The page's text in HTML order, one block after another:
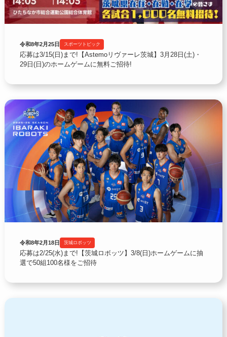
令和8年2月25日 スポーツトピック
応募は3/15(日)まで!【Astemoリヴァーレ茨城】3月28日(土)・
29日(日)のホームゲームに無料ご招待!
令和8年2月18日 茨城ロボッツ
応募は2/25(水)まで!【茨城ロボッツ】3/8(日)ホームゲームに抽
選で50組100名様をご招待